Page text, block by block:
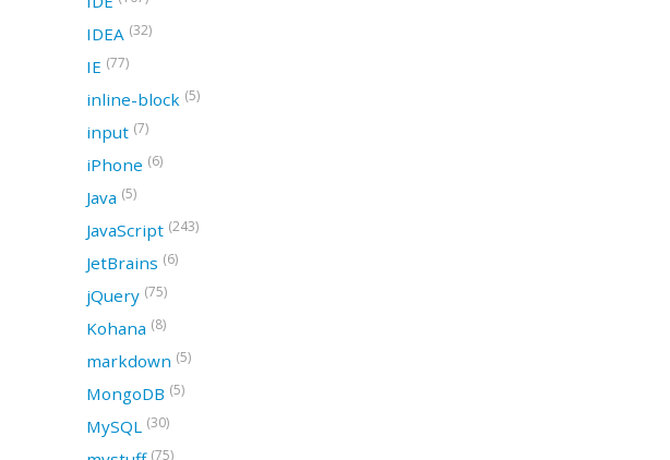
IDEA (32)
IE (77)
inline-block (5)
input (7)
iPhone (6)
Java (5)
JavaScript (243)
JetBrains (6)
jQuery (75)
Kohana (8)
markdown (5)
MongoDB (5)
MySQL (30)
(75)